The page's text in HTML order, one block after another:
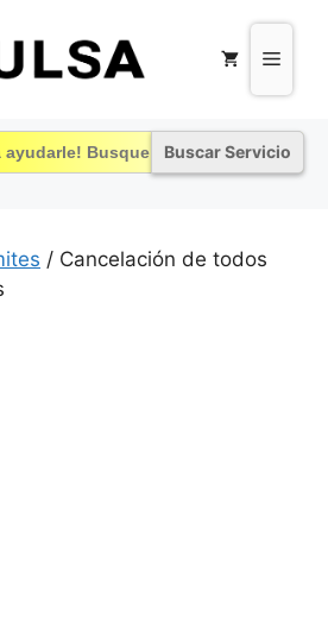
Menú
/ Cancelación de todos